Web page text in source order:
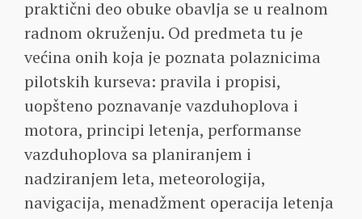
praktični deo obuke obavlja se u realnom
radnom okruženju. Od predmeta tu je
većina onih koja je poznata polaznicima
pilotskih kurseva: pravila i propisi,
uopšteno poznavanje vazduhoplova i
motora, principi letenja, performanse
vazduhoplova sa planiranjem i
nadziranjem leta, meteorologija,
navigacija, menadžment operacija letenja